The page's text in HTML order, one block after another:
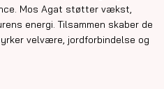
Mos Agat støtter vækst,
energi. Tilsammen skaber de
velvære, jordforbindelse og